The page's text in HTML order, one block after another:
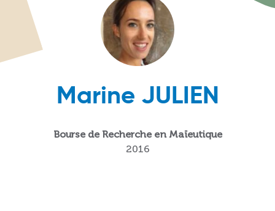
Marine JULIEN
Bourse de Recherche en Maïeutique
2016